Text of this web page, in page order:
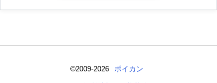
©2009-2026 ポイカン